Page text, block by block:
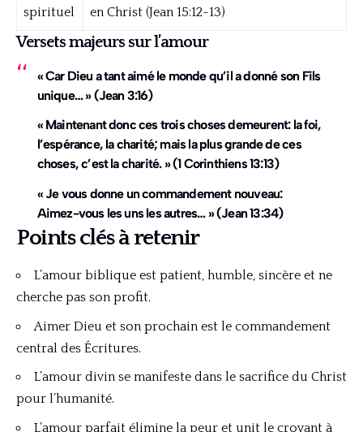
spirituel
en Christ (Jean 15:12-13)
Versets majeurs sur l’amour
« Car Dieu a tant aimé le monde qu’il a donné son Fils
unique… » (Jean 3:16)
« Maintenant donc ces trois choses demeurent: la foi,
l’espérance, la charité; mais la plus grande de ces
choses, c’est la charité. » (1 Corinthiens 13:13)
« Je vous donne un commandement nouveau:
Aimez-vous les uns les autres… » (Jean 13:34)
Points clés à retenir
L’amour biblique est patient, humble, sincère et ne
cherche pas son profit.
Aimer Dieu et son prochain est le commandement
central des Écritures.
L’amour divin se manifeste dans le sacrifice du Christ
pour l’humanité.
L’amour parfait élimine la peur et unit le croyant à